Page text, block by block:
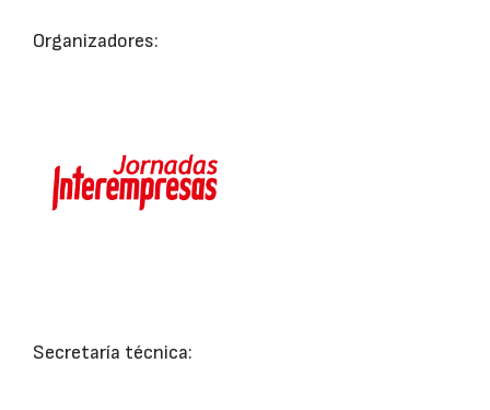
Organizadores:
Secretaría técnica: